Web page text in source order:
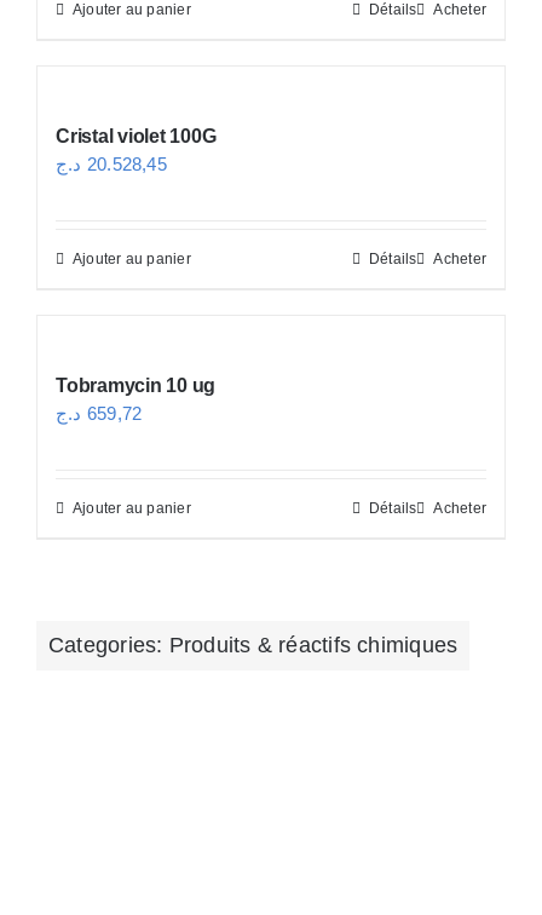
était :
Ajouter au panier Acheter
Détails
Cristal violet 100G
20.528,45 د.ج
Ajouter au panier Acheter
Détails
Tobramycin 10 ug
659,72 د.ج
Ajouter au panier Acheter
Détails
Categories: Produits & réactifs chimiques